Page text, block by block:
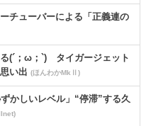
チューバーによる「正義連の
(´；ω；`) タイガージェット
い出 (ほんわかMkⅡ)
かしいレベル」“停滞”する久